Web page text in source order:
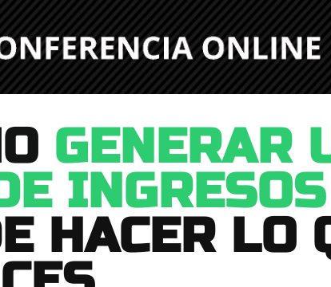
GENERAR
INGRESOS
HACER LO